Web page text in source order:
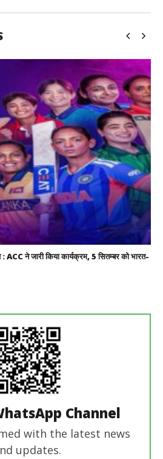
: ACC ने जारी किया कार्यक्रम, 5 सितम्बर को भारत-
Channel
with the latest news
updates.